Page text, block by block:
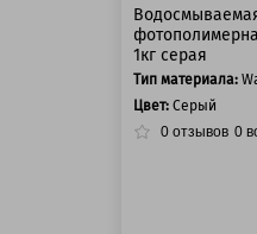
1кг серая
Тип материала:
Цвет: Серый
0 отзывов 0